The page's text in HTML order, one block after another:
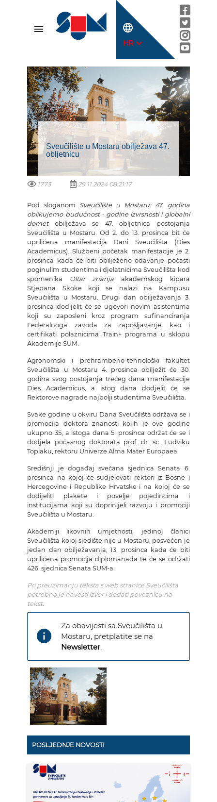
menu language
HRexpand_more
Sveučilište u Mostaru obilježava 47.
obljetnicu
1773 29.11.2024 08:21:17
Pod sloganom Sveučilište u Mostaru: 47. godina
oblikujemo budućnost - godine izvrsnosti i globalni
dometobilježava se 47. obljetnica postojanja
Sveučilišta u Mostaru. Od 2. do 13. prosinca bit će
upriličena manifestacija Dani Sveučilišta (Dies
Academicus). Službeni početak manifestacije je 2.
prosinca kada će biti obilježeno odavanje počasti
poginulim studentima i djelatnicima Sveučilišta kod
spomenika Oltar znanja akademskog kipara
Stjepana Skoke koji se nalazi na Kampusu
Sveučilišta u Mostaru. Drugi dan obilježavanja 3.
prosinca dodijelit će se ugovori novim asistentima
koji su zaposleni kroz program sufinanciranja
Federalnoga zavoda za zapošljavanje, kao i
certifikati polaznicima Train+ programa u sklopu
Akademije SUM.
Agronomski i prehrambeno-tehnološki fakultet
Sveučilišta u Mostaru 4. prosinca obilježit će 30.
godina svog postojanja trećeg dana manifestacije
Dies Academicus, a istog dana dodjelit će se
Rektorove nagrade najbolji studentima Sveučilišta.
Svake godine u okviru Dana Sveučilišta održava se i
promocija doktora znanosti kojih je ove godine
ukupno 35, a istoga dana 5. prosinca održat će se i
dodjela počasnog doktorata prof. dr. sc. Ludviku
Toplaku, rektoru Univerze Alma Mater Europaea.
Središnji je događaj svečana sjednica Senata 6.
prosinca na kojoj će sudjelovati rektori iz Bosne i
Hercegovine i Republike Hrvatske i na kojoj će se
dodijeliti plakete i povelje pojedincima i
institucijama koji su doprinijeli razvoju i promociji
Sveučilišta u Mostaru.
Akademiji likovnih umjetnosti, jedinoj članici
Sveučilišta kojoj sjedište nije u Mostaru, posvećen je
jedan dan obilježavanja, 13. prosinca kada će biti
upriličena promocija diplomanada te će se održati
426. sjednica Senata SUM-a.
Pri preuzimanju teksta s web stranice Sveučilišta
potrebno je navesti izvor i dodati poveznicu na
tekst.
info
Za obavijesti sa Sveučilišta u
Mostaru, pretplatite se na
Newsletter.
POSLJEDNJE NOVOSTI